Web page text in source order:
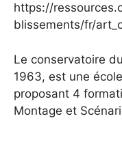
https://
blissements/fr/
Le conservatoire
1963, est une
proposant 4
Montage et